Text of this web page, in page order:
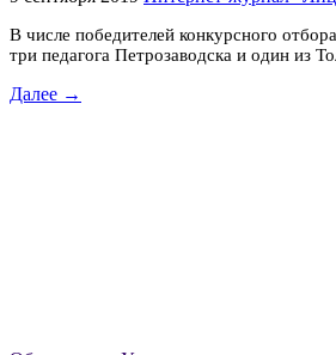
В числе победителей конкурсного
три педагога Петрозаводска и один из
Далее →